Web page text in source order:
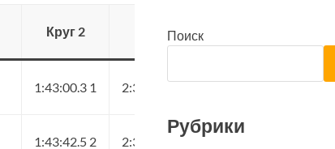
Круг 2 Круг 3
1:43:00.3 1 2:35:22.7 1 2:35:22.7
1:43:42.5 2 2:37:03.3 2
Поиск
Рубрики